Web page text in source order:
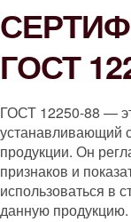
ГОСТ
ГОСТ 12250-88 —
устанавливающий
продукции. Он
признаков и
использоваться в
данную продукцию.